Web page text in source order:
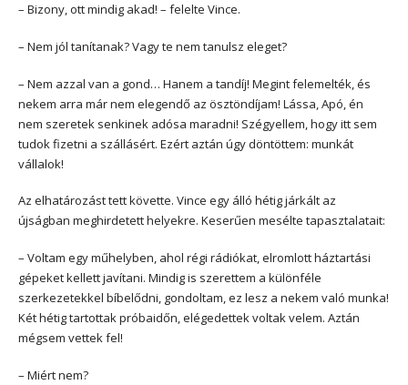
– Bizony, ott mindig akad! – felelte Vince.
– Nem jól tanítanak? Vagy te nem tanulsz eleget?
– Nem azzal van a gond… Hanem a tandíj! Megint felemelték, és
nekem arra már nem elegendő az ösztöndíjam! Lássa, Apó, én
nem szeretek senkinek adósa maradni! Szégyellem, hogy itt sem
tudok fizetni a szállásért. Ezért aztán úgy döntöttem: munkát
vállalok!
Az elhatározást tett követte. Vince egy álló hétig járkált az
újságban meghirdetett helyekre. Keserűen mesélte tapasztalatait:
– Voltam egy műhelyben, ahol régi rádiókat, elromlott háztartási
gépeket kellett javítani. Mindig is szerettem a különféle
szerkezetekkel bíbelődni, gondoltam, ez lesz a nekem való munka!
Két hétig tartottak próbaidőn, elégedettek voltak velem. Aztán
mégsem vettek fel!
– Miért nem?